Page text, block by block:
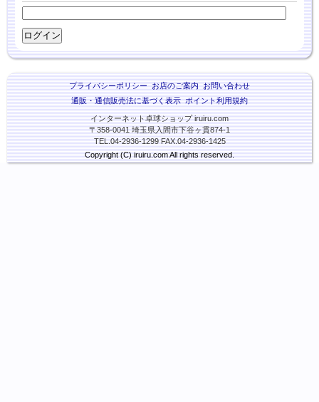
プライバシーポリシー お店のご案内 お問い合わせ
通販・通信販売法に基づく表示 ポイント利用規約
インターネット卓球ショップ iruiru.com
〒358-0041 埼玉県入間市下谷ヶ貫874-1
TEL.04-2936-1299 FAX.04-2936-1425
Copyright (C) iruiru.com All rights reserved.